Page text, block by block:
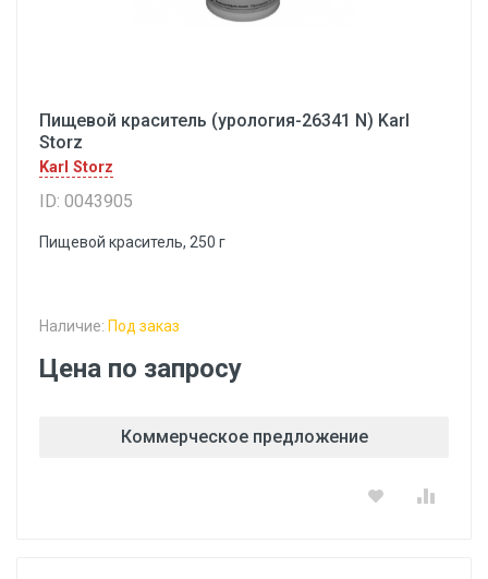
Пищевой краситель (урология-26341 N) Karl
Storz
Karl Storz
ID: 0043905
Пищевой краситель, 250 г
Наличие: Под заказ
Цена по запросу
Коммерческое предложение